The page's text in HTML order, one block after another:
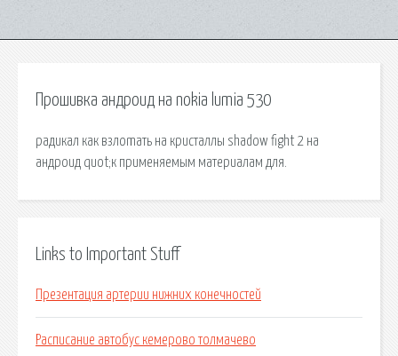
Прошивка андроид на nokia lumia 530
радикал как взлоmaть на кристаллы shadow fight 2 на
андроид quot;к применяемым материалам для.
Links to Important Stuff
Презентация артерии нижних конечностей
Расписание автобус кемерово толмачево